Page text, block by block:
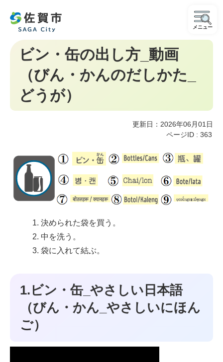
メニュー
ビン・缶の出し方_動画
（びん・かんのだしかた_
どうが）
更新日：2026年06月01日
ページID : 363
決められた袋を買う。
中を洗う。
袋に入れて結ぶ。
1.ビン・缶_やさしい日本語
（びん・かん_やさしいにほん
ご）